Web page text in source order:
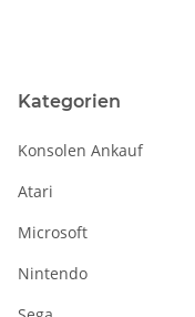
Kategorien
Konsolen Ankauf
Atari
Microsoft
Nintendo